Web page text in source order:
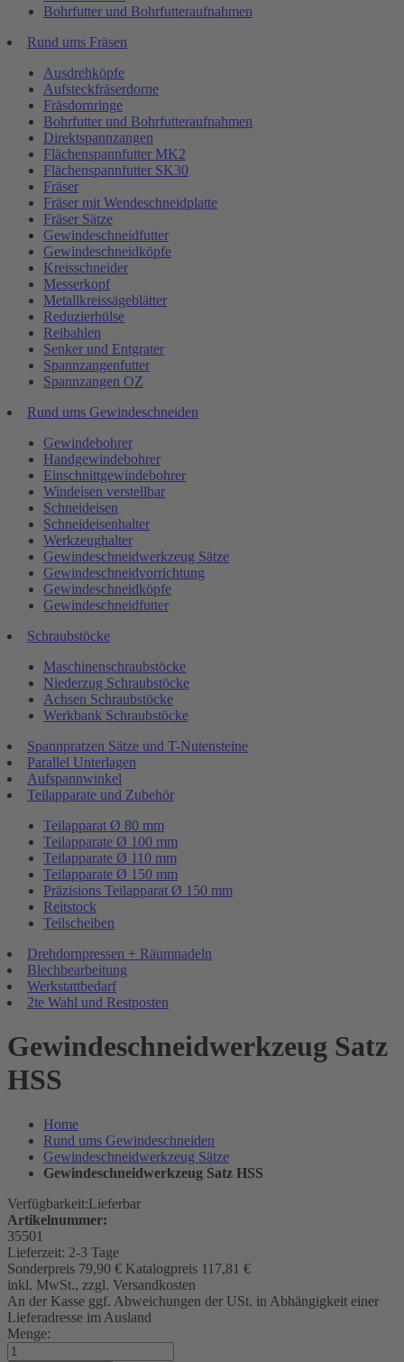
Bohrfutter und Bohrfutteraufnahmen
Rund ums Fräsen
Ausdrehköpfe
Aufsteckfräserdorne
Fräsdornringe
Bohrfutter und Bohrfutteraufnahmen
Direktspannzangen
Flächenspannfutter MK2
Flächenspannfutter SK30
Fräser
Fräser mit Wendeschneidplatte
Fräser Sätze
Gewindeschneidfutter
Gewindeschneidköpfe
Kreisschneider
Messerkopf
Metallkreissägeblätter
Reduzierhülse
Reibahlen
Senker und Entgrater
Spannzangenfutter
Spannzangen OZ
Rund ums Gewindeschneiden
Gewindebohrer
Handgewindebohrer
Einschnittgewindebohrer
Windeisen verstellbar
Schneideisen
Schneideisenhalter
Werkzeughalter
Gewindeschneidwerkzeug Sätze
Gewindeschneidvorrichtung
Gewindeschneidköpfe
Gewindeschneidfutter
Schraubstöcke
Maschinenschraubstöcke
Niederzug Schraubstöcke
Achsen Schraubstöcke
Werkbank Schraubstöcke
Spannpratzen Sätze und T-Nutensteine
Parallel Unterlagen
Aufspannwinkel
Teilapparate und Zubehör
Teilapparat Ø 80 mm
Teilapparate Ø 100 mm
Teilapparate Ø 110 mm
Teilapparate Ø 150 mm
Präzisions Teilapparat Ø 150 mm
Reitstock
Teilscheiben
Drehdornpressen + Räumnadeln
Blechbearbeitung
Werkstattbedarf
2te Wahl und Restposten
Gewindeschneidwerkzeug Satz
HSS
Home
Rund ums Gewindeschneiden
Gewindeschneidwerkzeug Sätze
Gewindeschneidwerkzeug Satz HSS
Verfügbarkeit:Lieferbar
Artikelnummer:
35501
Lieferzeit: 2-3 Tage
Sonderpreis 79,90 € Katalogpreis 117,81 €
inkl. MwSt., zzgl. Versandkosten
An der Kasse ggf. Abweichungen der USt. in Abhängigkeit einer
Lieferadresse im Ausland
Menge: